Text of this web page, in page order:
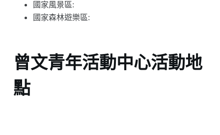
國家風景區:
國家森林遊樂區:
曾文青年活動中心活動地
點